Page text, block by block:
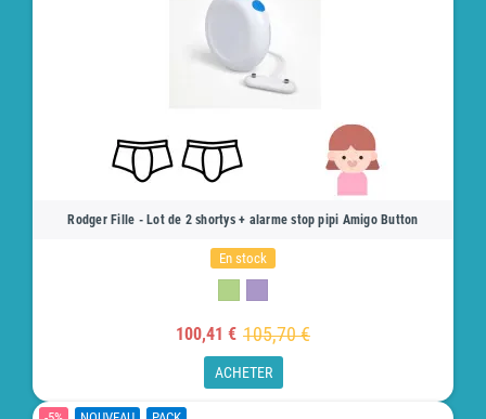
Rodger Fille - Lot de 2 shortys + alarme stop pipi Amigo Button
En stock
100,41 € 105,70 €
ACHETER